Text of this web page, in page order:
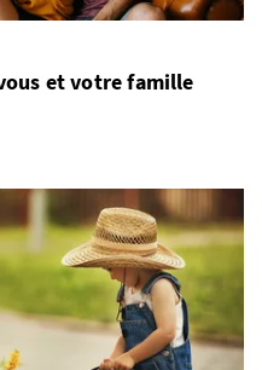
et votre famille